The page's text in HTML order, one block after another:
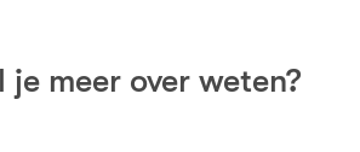
meer over weten?